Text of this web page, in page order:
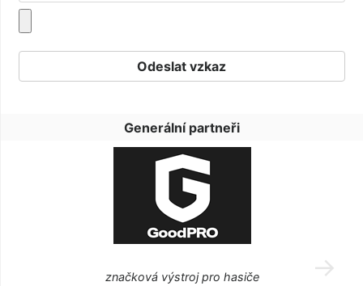
Generální partneři
značková výstroj pro hasiče